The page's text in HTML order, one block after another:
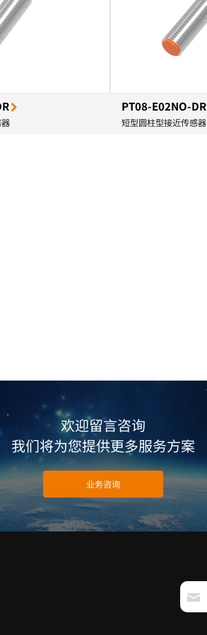
PT08-E02NO-DR
短型圆柱型接近传感器
欢迎留言咨询
我们将为您提供更多服务方案
业务咨询